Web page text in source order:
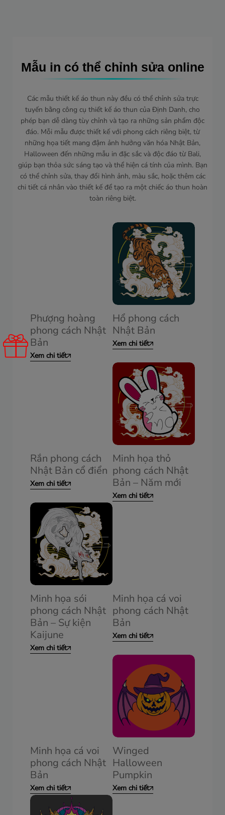
Mẫu in có thể chỉnh sửa online
Các mẫu thiết kế áo thun này đều có thể chỉnh sửa trực
tuyến bằng công cụ thiết kế áo thun của Định Danh, cho
phép bạn dễ dàng tùy chỉnh và tạo ra những sản phẩm độc
đáo. Mỗi mẫu được thiết kế với phong cách riêng biệt, từ
những họa tiết mang đậm ảnh hưởng văn hóa Nhật Bản,
Halloween đến những mẫu in đặc sắc và độc đáo từ Bali,
giúp bạn thỏa sức sáng tạo và thể hiện cá tính của mình. Bạn
có thể chỉnh sửa, thay đổi hình ảnh, màu sắc, hoặc thêm các
chi tiết cá nhân vào thiết kế để tạo ra một chiếc áo thun hoàn
toàn riêng biệt.
Phượng hoàng
phong cách Nhật
Bản
Xem chi tiết
Hổ phong cách
Nhật Bản
Xem chi tiết
Rắn phong cách
Nhật Bản cổ điển
Xem chi tiết
Minh họa thỏ
phong cách Nhật
Bản – Năm mới
Xem chi tiết
Minh họa sói
phong cách Nhật
Bản – Sự kiện
Kaijune
Xem chi tiết
Minh họa cá voi
phong cách Nhật
Bản
Xem chi tiết
Minh họa cá voi
phong cách Nhật
Bản
Xem chi tiết
Winged
Halloween
Pumpkin
Xem chi tiết